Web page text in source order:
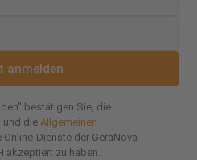
anmelden
bestätigen Sie, die
und die Allgemeinen
Online-Dienste der GeraNova
akzeptiert zu haben.